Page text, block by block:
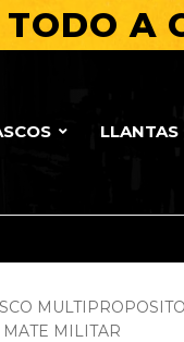
TODO A
LLANTAS
MILITAR